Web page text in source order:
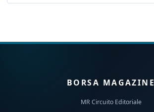
BORSA MAGAZINE
MR Circuito Editoriale